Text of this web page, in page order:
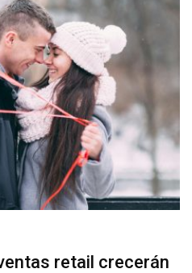
retail crecerán